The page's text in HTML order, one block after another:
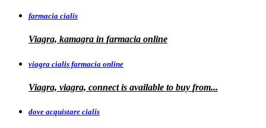
farmacia cialis
Viagra, kamagra in farmacia online
viagra cialis farmacia online
Viagra, viagra, connect is available to buy from...
dove acquistare cialis